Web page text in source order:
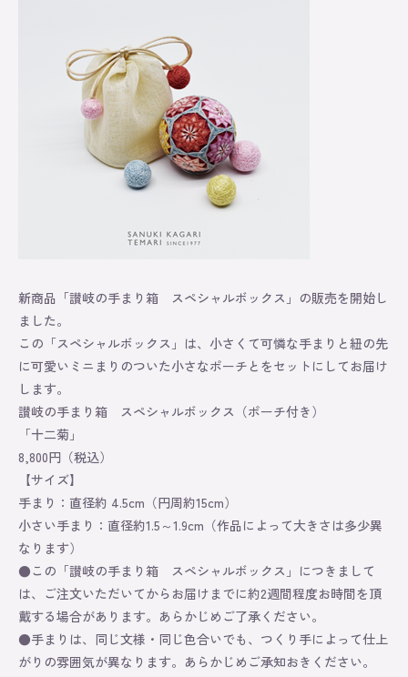
Information
Exhibition
Lesson
Original
Contact
新商品「讃岐の手まり箱 スペシャルボックス」の販売を開始し
ました。
この「スペシャルボックス」は、小さくて可憐な手まりと紐の先
に可愛いミニまりのついた小さなポーチとをセットにしてお届け
します。
讃岐の手まり箱 スペシャルボックス（ポーチ付き）
「十二菊」
8,800円（税込）
【サイズ】
手まり：直径約 4.5cm（円周約15cm）
小さい手まり：直径約1.5～1.9cm（作品によって大きさは多少異
なります）
●この「讃岐の手まり箱 スペシャルボックス」につきまして
は、ご注文いただいてからお届けまでに約2週間程度お時間を頂
戴する場合があります。あらかじめご了承ください。
●手まりは、同じ文様・同じ色合いでも、つくり手によって仕上
がりの雰囲気が異なります。あらかじめご承知おきください。